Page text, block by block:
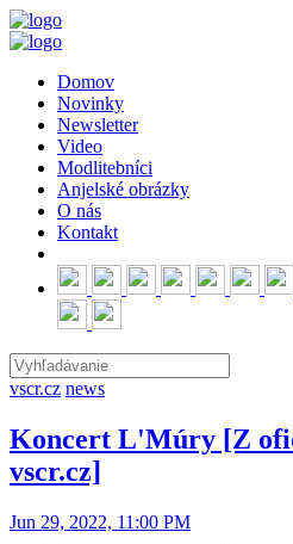
Domov
Novinky
Newsletter
Video
Modlitebníci
Anjelské obrázky
O nás
Kontakt
vscr.cz news
Koncert L'Múry [Z
vscr.cz]
Jun 29, 2022, 11:00 PM